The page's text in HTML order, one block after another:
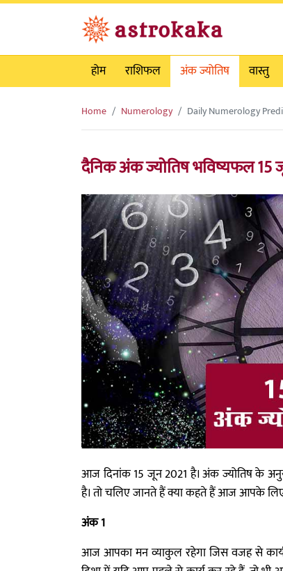
होम
राशिफल अंक ज्योतिष वास्तु
Home Numerology Daily Numerology
दैनिक अंक ज्योतिष भविष्यफल 15
आज दिनांक 15 जून 2021 है। अंक ज्योतिष के
है। तो चलिए जानते हैं क्या कहते हैं आज आपके
अंक 1
आज आपका मन व्याकुल रहेगा जिस वजह से